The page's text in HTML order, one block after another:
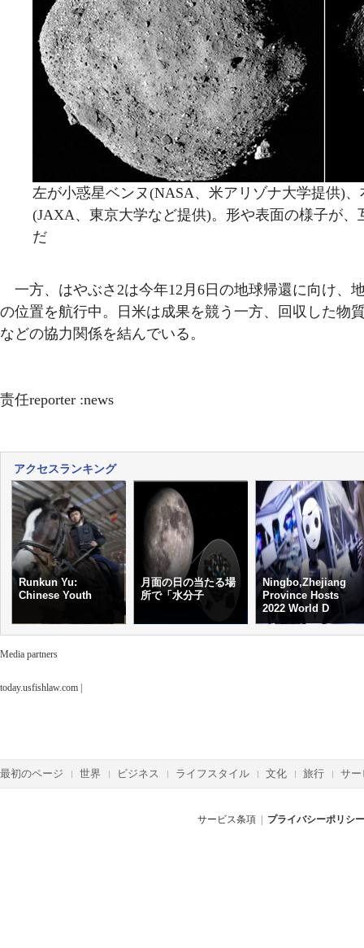
左が小惑星ベンヌ(NASA、米アリゾナ大学提供)
(JAXA、東京大学など提供)。形や表面の様子が、
だ
一方、はやぶさ2は今年12月6日の地球帰還に向け、
の位置を航行中。日米は成果を競う一方、回収した物
などの協力関係を結んでいる。
责任reporter :news
アクセスランキング
Runkun Yu:
Chinese Youth
月面の日の当たる場
所で「水分子
Ningbo,Zhejiang
Province Hosts
2022 World D
Media partners
today.usfishlaw.com
最初のページ 世界 ビジネス ライフスタイル 文化 旅行 サー
サービス条項| プライバシーポリシー